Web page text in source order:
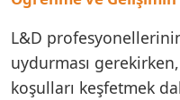
L&D
uydurması
koşulları keşfetmek